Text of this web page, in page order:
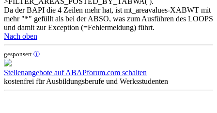
Da der BAPI die 4 Zeilen mehr hat, ist mt_areavalues-XABWT mit
mehr "*" gefüllt als bei der ABSO, was zum Ausführen des LOOPS
und damit zur Exception (=Fehlermeldung) führt.
Nach oben
gesponsert ⓘ
Stellenangebote auf ABAPforum.com schalten
kostenfrei für Ausbildungsberufe und Werksstudenten